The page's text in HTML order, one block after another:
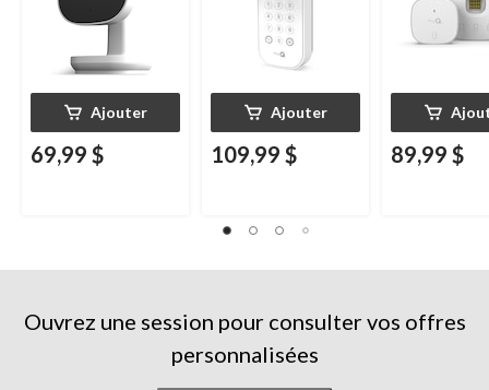
Ajouter
69,99 $
Ajouter
109,99 $ 89,99 $
Ouvrez une session pour consulter vos offres
personnalisées